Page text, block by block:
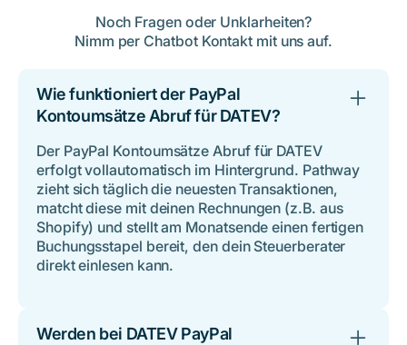
Noch Fragen oder Unklarheiten?
Nimm per Chatbot Kontakt mit uns auf.
Wie funktioniert der PayPal
Kontoumsätze Abruf für DATEV?
Der PayPal Kontoumsätze Abruf für DATEV
erfolgt vollautomatisch im Hintergrund. Pathway
zieht sich täglich die neuesten Transaktionen,
matcht diese mit deinen Rechnungen (z.B. aus
Shopify) und stellt am Monatsende einen fertigen
Buchungsstapel bereit, den dein Steuerberater
direkt einlesen kann.
Werden bei DATEV PayPal